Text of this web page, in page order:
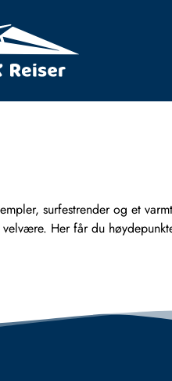
surfestrender og et
Her får du